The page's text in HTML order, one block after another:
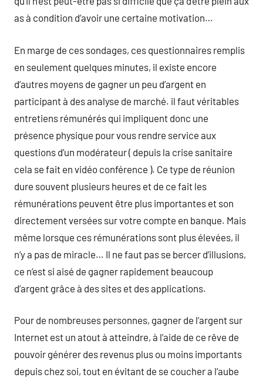
as à condition d’avoir une certaine motivation…
En marge de ces sondages, ces questionnaires remplis
en seulement quelques minutes, il existe encore
d’autres moyens de gagner un peu d’argent en
participant à des analyse de marché. il faut véritables
entretiens rémunérés qui impliquent donc une
présence physique pour vous rendre service aux
questions d’un modérateur ( depuis la crise sanitaire
cela se fait en vidéo conférence ). Ce type de réunion
dure souvent plusieurs heures et de ce fait les
rémunérations peuvent être plus importantes et son
directement versées sur votre compte en banque. Mais
même lorsque ces rémunérations sont plus élevées, il
n’y a pas de miracle… Il ne faut pas se bercer d’illusions,
ce n’est si aisé de gagner rapidement beaucoup
d’argent grâce à des sites et des applications.
Pour de nombreuses personnes, gagner de l’argent sur
Internet est un atout à atteindre, à l’aide de ce rêve de
pouvoir générer des revenus plus ou moins importants
depuis chez soi, tout en évitant de se coucher a l’aube